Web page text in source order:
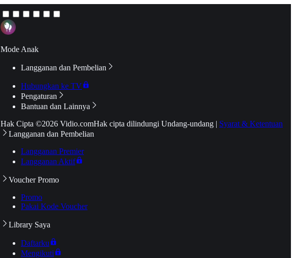
Mode Anak
Langganan dan Pembelian
Hubungkan ke TV
Pengaturan
Bantuan dan Lainnya
Hak Cipta ©2026 Vidio.comHak cipta dilindungi Undang-undang | Syarat & Ketentuan
Langganan dan Pembelian
Langganan Premier
Langganan Aktif
Voucher Promo
Promo
Pakai Kode Voucher
Library Saya
Daftarku
Mengikuti